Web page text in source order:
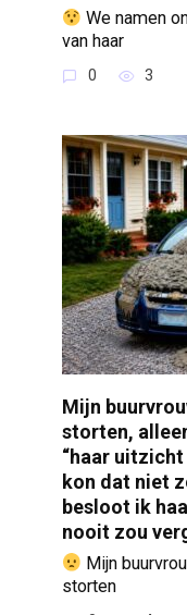
We namen
van haar
0 3
Mijn
storten,
“haar
kon dat niet
besloot ik
nooit zou
Mijn
storten